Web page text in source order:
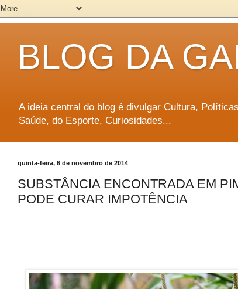
BLOG DA
A ideia central do blog é divulgar Cultura,
Saúde, do Esporte, Curiosidades...
quinta-feira, 6 de novembro de 2014
SUBSTÂNCIA ENCONTRADA EM
PODE CURAR IMPOTÊNCIA